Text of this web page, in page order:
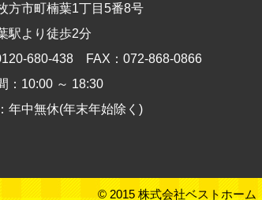
方市町楠葉1丁目5番8号
駅より徒歩2分
680-438 FAX：072-868-0866
：10:00 ～ 18:30
年中無休(年末年始除く)
© 2015 株式会社ベストホーム